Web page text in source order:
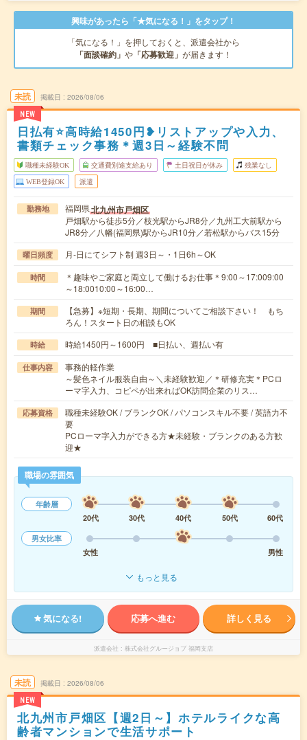
興味があったら「★気になる！」をタップ！
「気になる！」を押しておくと、派遣会社から
「面談確約」 や 「応募歓迎」 が届きます！
未読
NEW
掲載日 2026/08/06
日払有⭐高時給1450円❥リストアップや入力、
書類チェック事務＊週3日～経験不問
職種未経験OK 交通費別途支給あり 土日祝日が休み 残業なし
WEB登録OK 派遣
勤務地 福岡県北九州市戸畑区
戸畑駅から徒歩5分／枝光駅からJR8分／九州工大前駅から
JR8分／八幡(福岡県)駅からJR10分／若松駅からバス15分
曜日頻度 月-日にてシフト制 週3日～・1日6h～OK
時間
＊趣味やご家庭と両立して働けるお仕事＊9:00～17:009:00
～18:0010:00～16:00…
期間
【急募】※短期・長期、期間についてご相談下さい！ もち
ろん！スタート日の相談もOK
時給 時給1450円～1600円 ■日払い、週払い有
仕事内容
事務的軽作業
～髪色ネイル服装自由～＼未経験歓迎／＊研修充実＊PCロ
ーマ字入力、コピペが出来ればOK訪問企業のリス…
応募資格
職種未経験OK / ブランクOK / パソコンスキル不要 / 英語力不
要
PCローマ字入力ができる方★未経験・ブランクのある方歓
迎★
職場の雰囲気
年齢層
20代
30代 40代 50代
60代
男女比率
女性
男性
もっと見る
気になる! 応募へ進む 詳しく見る
派遣会社 株式会社グルージョブ 福岡支店
未読
NEW
掲載日 2026/08/06
北九州市戸畑区【週2日～】ホテルライクな高
齢者マンションで生活サポート